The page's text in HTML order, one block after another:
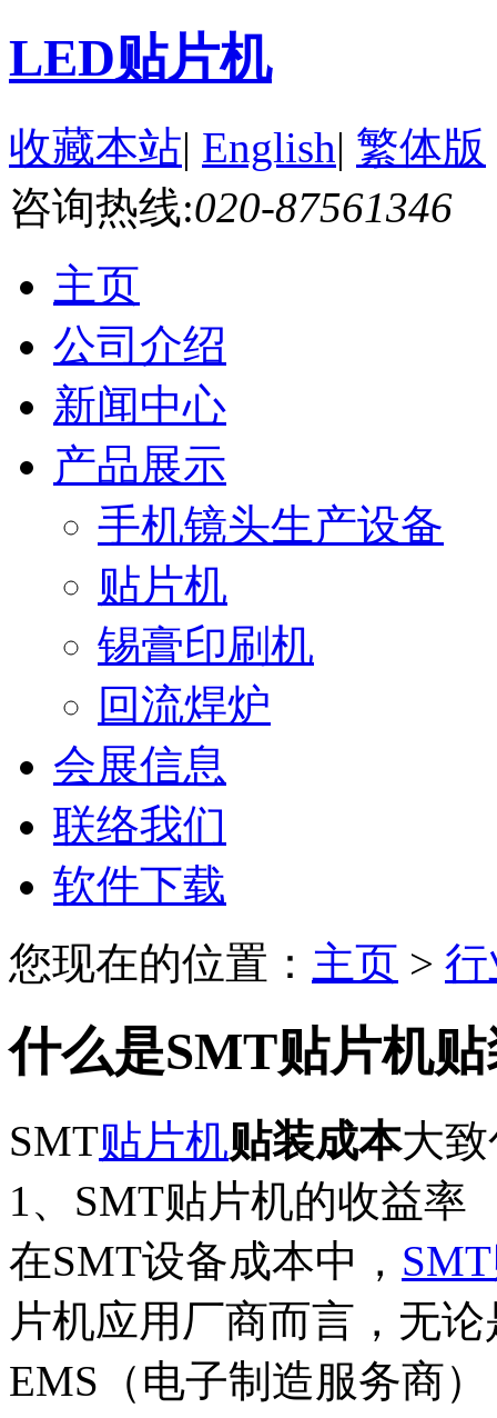
LED贴片机
收藏本站| English| 繁体版
咨询热线:020-87561346
主页
公司介绍
新闻中心
产品展示
手机镜头生产设备
贴片机
锡膏印刷机
回流焊炉
会展信息
联络我们
软件下载
您现在的位置： 主页 >
什么是SMT贴片机
SMT贴片机贴装成本大
1、SMT贴片机的收益率
在SMT设备成本中，
片机应用厂商而言，无
EMS（电子制造服务商